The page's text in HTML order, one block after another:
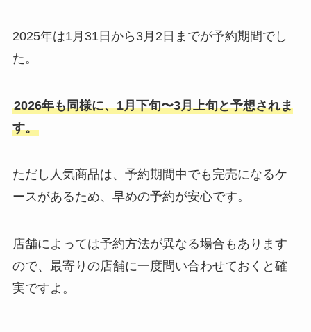
2025年は1月31日から3月2日までが予約期間でし
た。
2026年も同様に、1月下旬〜3月上旬と予想されま
す。
ただし人気商品は、予約期間中でも完売になるケ
ースがあるため、早めの予約が安心です。
店舗によっては予約方法が異なる場合もあります
ので、最寄りの店舗に一度問い合わせておくと確
実ですよ。